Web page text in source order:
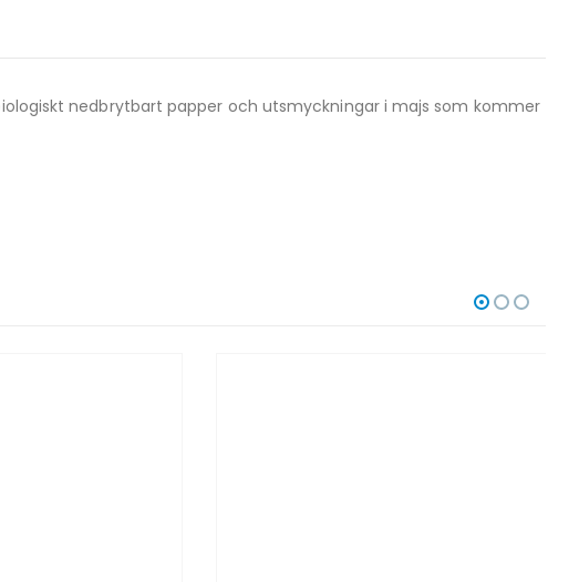
nedbrytbart papper och utsmyckningar i majs som kommer